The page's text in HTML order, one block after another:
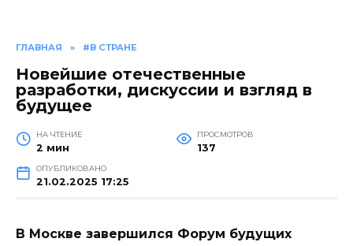
ГЛАВНАЯ » #В СТРАНЕ
Новейшие отечественные
разработки, дискуссии и взгляд в
будущее
НА ЧТЕНИЕ
2 мин
ПРОСМОТРОВ
137
ОПУБЛИКОВАНО
21.02.2025 17:25
В Москве завершился Форум будущих